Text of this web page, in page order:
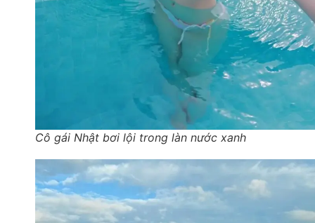
Cô gái Nhật bơi lội trong làn nước xanh